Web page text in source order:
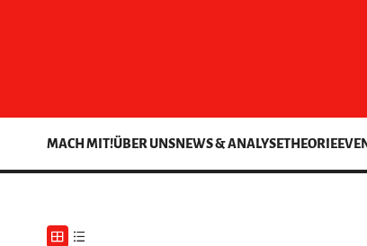
MACH MIT!ÜBER UNSNEWS & ANALYSETHEORIE